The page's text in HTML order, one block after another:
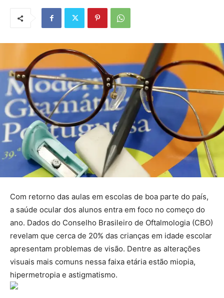
Com retorno das aulas em escolas de boa parte do país,
a saúde ocular dos alunos entra em foco no começo do
ano. Dados do Conselho Brasileiro de Oftalmologia (CBO)
revelam que cerca de 20% das crianças em idade escolar
apresentam problemas de visão. Dentre as alterações
visuais mais comuns nessa faixa etária estão miopia,
hipermetropia e astigmatismo.